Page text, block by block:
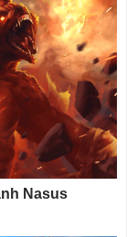
Nasus